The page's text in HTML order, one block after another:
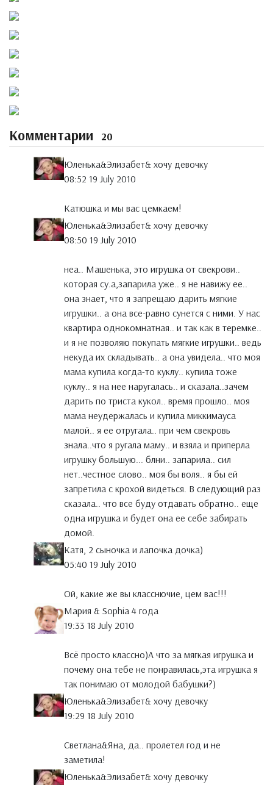
Комментарии 20
Юленька&Элизабет& хочу девочку
08:52 19 July 2010
Катюшка и мы вас цемкаем!
Юленька&Элизабет& хочу девочку
08:50 19 July 2010
неа.. Машенька, это игрушка от свекрови..
которая су.а,запарила уже.. я не навижу ее..
она знает, что я запрещаю дарить мягкие
игрушки.. а она все-равно сунется с ними. У нас
квартира однокомнатная.. и так как в теремке..
и я не позволяю покупать мягкие игрушки.. ведь
некуда их складывать.. а она увидела.. что моя
мама купила когда-то куклу.. купила тоже
куклу.. я на нее наругалась.. и сказала..зачем
дарить по триста кукол.. время прошло.. моя
мама неудержалась и купила миккимауса
малой.. я ее отругала.. при чем свекровь
знала..что я ругала маму.. и взяла и приперла
игрушку большую... блни.. запарила.. сил
нет..честное слово.. моя бы воля.. я бы ей
запретила с крохой видеться. В следующий раз
сказала.. что все буду отдавать обратно.. еще
одна игрушка и будет она ее себе забирать
домой.
Катя, 2 сыночка и лапочка дочка)
05:40 19 July 2010
Ой, какие же вы класснючие, цем вас!!!
Мария & Sophia 4 года
19:33 18 July 2010
Всё просто классно)А что за мягкая игрушка и
почему она тебе не понравилась,эта игрушка я
так понимаю от молодой бабушки?)
Юленька&Элизабет& хочу девочку
19:29 18 July 2010
Светлана&Яна, да.. пролетел год и не
заметила!
Юленька&Элизабет& хочу девочку